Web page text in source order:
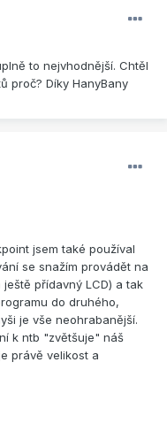
to nejvhodnější. Chtěl
proč? Díky HanyBany
jsem také používal
se snažím provádět na
přídavný LCD) a tak
do druhého,
je vše neohrabanější.
k ntb "zvětšuje" náš
právě velikost a